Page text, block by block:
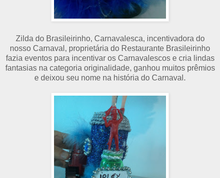
Zilda do Brasileirinho, Carnavalesca, incentivadora do
nosso Carnaval, proprietária do Restaurante Brasileirinho
fazia eventos para incentivar os Carnavalescos e cria lindas
fantasias na categoria originalidade, ganhou muitos prêmios
e deixou seu nome na história do Carnaval.